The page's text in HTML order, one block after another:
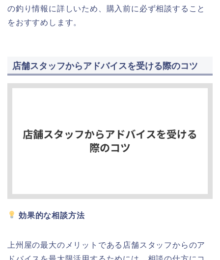
の釣り情報に詳しいため、購入前に必ず相談すること
をおすすめします。
店舗スタッフからアドバイスを受ける際のコツ
効果的な相談方法
上州屋の最大のメリットである店舗スタッフからのア